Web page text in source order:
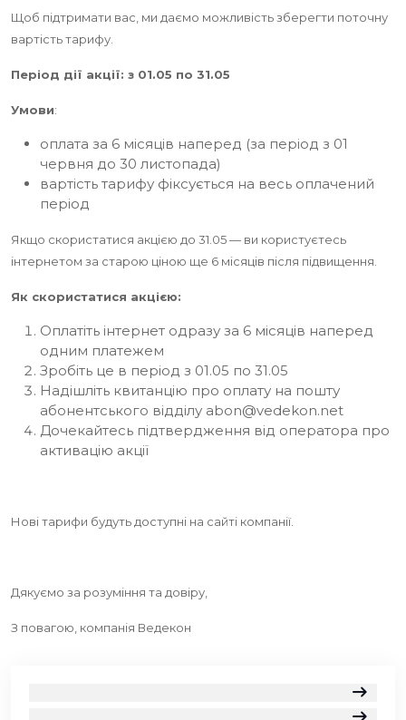
Щоб підтримати вас, ми даємо можливість зберегти поточну
вартість тарифу.
Період дії акції: з 01.05 по 31.05
Умови:
оплата за 6 місяців наперед (за період з 01
червня до 30 листопада)
вартість тарифу фіксується на весь оплачений
період
Якщо скористатися акцією до 31.05 — ви користуєтесь
інтернетом за старою ціною ще 6 місяців після підвищення.
Як скористатися акцією:
Оплатіть інтернет одразу за 6 місяців наперед
одним платежем
Зробіть це в період з 01.05 по 31.05
Надішліть квитанцію про оплату на пошту
абонентського відділу abon@vedekon.net
Дочекайтесь підтвердження від оператора про
активацію акції
Нові тарифи будуть доступні на сайті компанії.
Дякуємо за розуміння та довіру,
З повагою, компанія Ведекон